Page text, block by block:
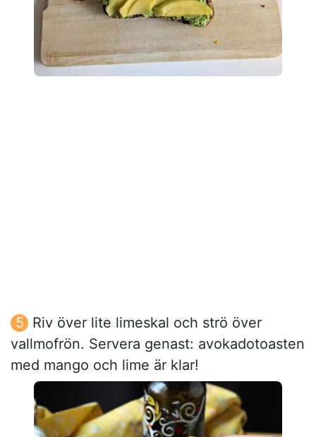
Riv över lite limeskal och strö över
vallmofrön. Servera genast: avokadotoasten
med mango och lime är klar!